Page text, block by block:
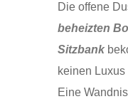
Die offene
beheizten
Sitzbank
keinen
Eine